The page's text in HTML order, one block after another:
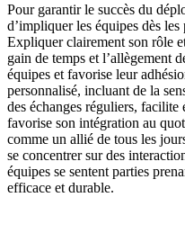
Pour garantir le succès du
d’impliquer les équipes dès les
Expliquer clairement son rôle
gain de temps et l’allègement
équipes et favorise leur
personnalisé, incluant de la
des échanges réguliers,
favorise son intégration au
comme un allié de tous les
se concentrer sur des
équipes se sentent parties
efficace et durable.